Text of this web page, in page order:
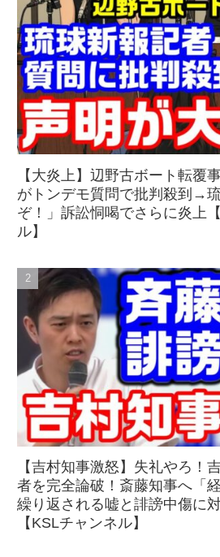
【大炎上】辺野古ボート転覆
がトンデモ質問で批判殺到→
ぞ！」訴訟恫喝でさらに炎上
ル】
【吉村知事激怒】失礼やろ！
者を完全論破！斎藤知事へ「
繰り返される嘘と誹謗中傷に
【KSLチャンネル】